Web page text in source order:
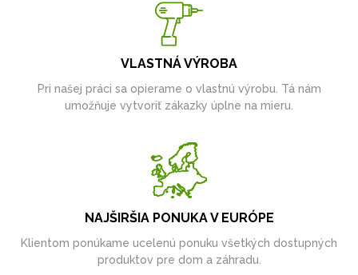
VLASTNÁ VÝROBA
Pri našej práci sa opierame o vlastnú výrobu. Tá nám
umožňuje vytvoriť zákazky úplne na mieru.
NAJŠIRŠIA PONUKA V EURÓPE
Klientom ponúkame ucelenú ponuku všetkých dostupných
produktov pre dom a záhradu.